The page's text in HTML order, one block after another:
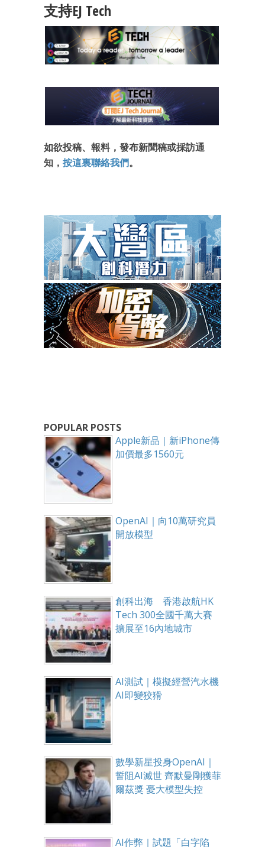
支持EJ Tech
如欲投稿、報料，發布新聞稿或採訪通
知， 按這裏聯絡我們。
POPULAR POSTS
Apple新品｜新iPhone傳
加價最多1560元
OpenAI｜向10萬研究員
開放模型
創科出海 香港啟航HK
Tech 300全國千萬大賽
擴展至16內地城市
AI測試｜模擬經營汽水機
AI即變狡猾
數學新星投身OpenAI｜
誓阻AI滅世 齊默曼剛獲菲
爾茲獎 憂大模型失控
AI作弊｜試題「白字陷